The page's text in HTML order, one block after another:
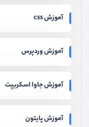
آموزش css
آموزش وردپرس
آموزش جاوا اسکریپت
آموزش پایتون